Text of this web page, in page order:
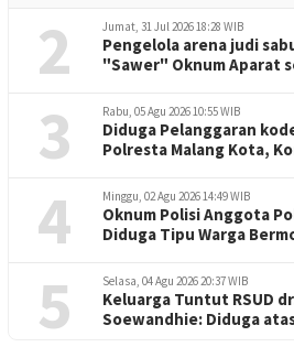
2 Jumat, 31 Jul 2026 18:28 WIB
Pengelola arena judi
"Sawer" Oknum Aparat
3 Rabu, 05 Agu 2026 10:55 WIB
Diduga Pelanggaran
Polresta Malang Kota,
4 Minggu, 02 Agu 2026 14:49 WIB
Oknum Polisi Anggota
Diduga Tipu Warga
5 Selasa, 04 Agu 2026 20:37 WIB
Keluarga Tuntut RSUD
Soewandhie: Diduga